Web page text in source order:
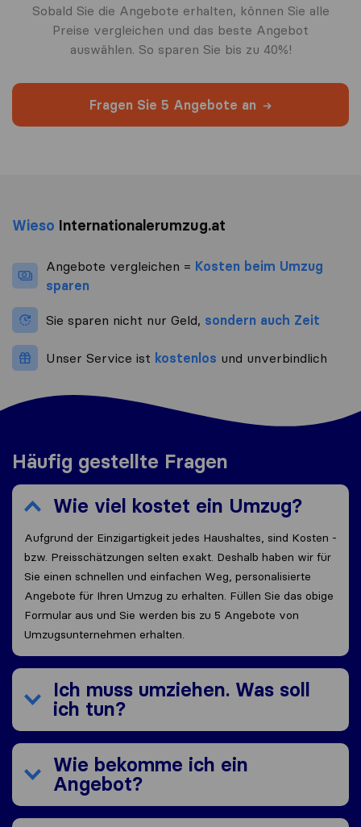
Sobald Sie die Angebote erhalten, können Sie alle
Preise vergleichen und das beste Angebot
auswählen. So sparen Sie bis zu 40%!
Fragen Sie 5 Angebote an
Wieso Internationalerumzug.at
Angebote vergleichen = Kosten beim Umzug
sparen
Sie sparen nicht nur Geld, sondern auch Zeit
Unser Service ist kostenlos und unverbindlich
Häufig gestellte Fragen
Wie viel kostet ein Umzug?
Aufgrund der Einzigartigkeit jedes Haushaltes, sind Kosten -
bzw. Preisschätzungen selten exakt. Deshalb haben wir für
Sie einen schnellen und einfachen Weg, personalisierte
Angebote für Ihren Umzug zu erhalten. Füllen Sie das obige
Formular aus und Sie werden bis zu 5 Angebote von
Umzugsunternehmen erhalten.
Ich muss umziehen. Was soll
ich tun?
Wie bekomme ich ein
Angebot?